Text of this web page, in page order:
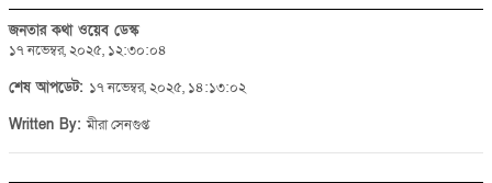
জনতার কথা ওয়েব ডেস্ক
১৭ নভেম্বর, ২০২৫, ১২:৩০:০৪
শেষ আপডেট: ১৭ নভেম্বর, ২০২৫, ১৪:১৩:০২
Written By:মীরা সেনগুপ্ত